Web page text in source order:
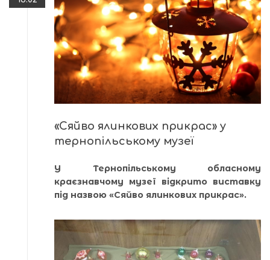
«Сяйво ялинкових прикрас» у
тернопільському музеї
У Тернопільському обласному
краєзнавчому музеї відкрито виставку
під назвою «Сяйво ялинкових прикрас».